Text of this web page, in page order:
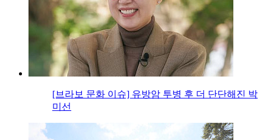
[브라보 문화 이슈] 유방암 투병 후 더 단단해진 박
미선